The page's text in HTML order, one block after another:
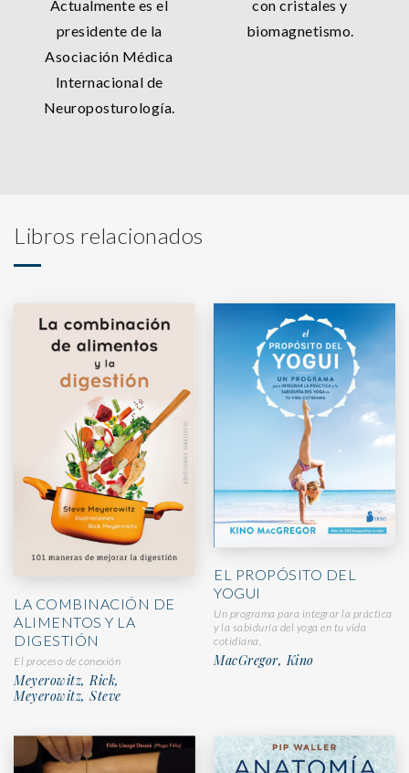
Actualmente es el
presidente de la
Asociación Médica
Internacional de
Neuroposturología.
con cristales y
biomagnetismo.
Libros relacionados
LA COMBINACIÓN DE
ALIMENTOS Y LA
DIGESTIÓN
El proceso de conexión
Meyerowitz, Rick,
Meyerowitz, Steve
EL PROPÓSITO DEL
YOGUI
Un programa para integrar la práctica
y la sabiduría del yoga en tu vida
cotidiana.
MacGregor, Kino